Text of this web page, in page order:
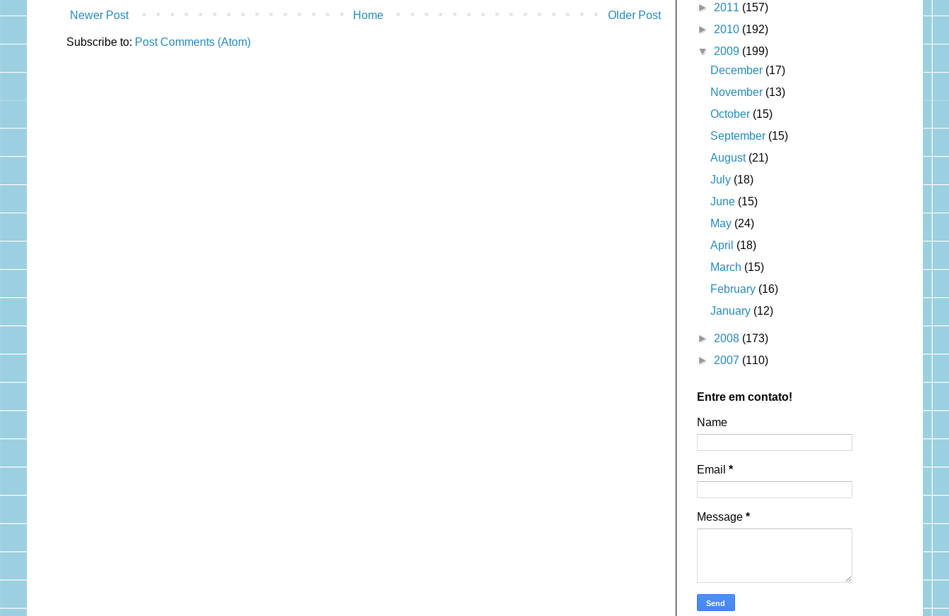
Newer Post Older Post
Home
Subscribe to: Post Comments (Atom)
► 2011 (157)
► 2010 (192)
▼ 2009 (199)
December (17)
November (13)
October (15)
September (15)
August (21)
July (18)
June (15)
May (24)
April (18)
March (15)
February (16)
January (12)
► 2008 (173)
► 2007 (110)
Entre em contato!
Name
Email *
Message *